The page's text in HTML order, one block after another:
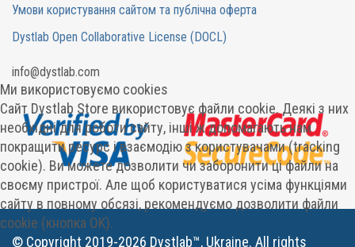
Умови користування сайтом та публічна оферта
Dystlab Open Collaborative License (DOCL)
info@dystlab.com
© Copyright 2019-2026 Dystlab™, Ukraine. All rights
Ми використовуємо cookies
Сайт Dystlab Store використовує файли cookie. Деякі з них
необхідні для роботи сайту, інші ж допомагають нам
покращити ресурс і взаємодію з користувачами (tracking
cookie). Ви можете дозволити чи заборонити ці файли на
своєму пристрої. Але щоб користуватися усіма функціями
сайту в повному обсязі, рекомендуємо дозволити файли
cookie (кнопка OK).